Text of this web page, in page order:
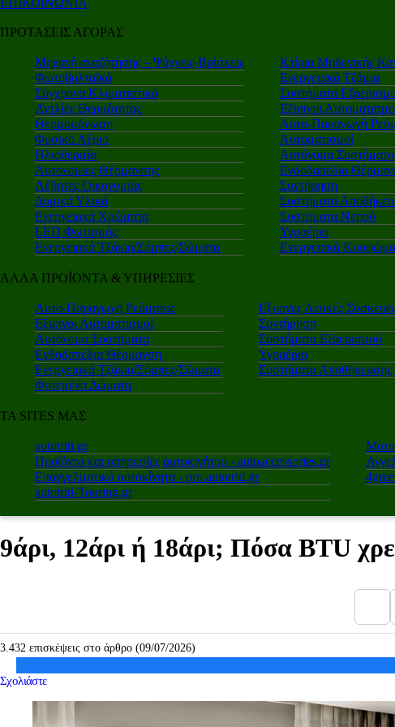
ΕΠΙΚΟΙΝΩΝΙΑ
ΠΡΟΤΑΣΕΙΣ ΑΓΟΡΑΣ
Μηχανή αναζήτησης – Ψάχνεις-Βρίσκεις
Φωτοβολταϊκά
Σύγχρονα Κλιματιστικά
Αντλίες Θερμότητας
Θερμομόνωση
Φυσικό Αέριο
Ηλιοθερμία
Αυτονομίες Θέρμανσης
Λέβητες Οικονομίας
Δομικά Υλικά
Ενεργειακά Χρώματα
LED Φωτισμός
Ενεργειακά Τζάκια/Σόμπες/Σώματα
Κτίρια Μηδενικής
Ενεργειακά Τζάμια
Συστήματα
Εξυπνοι
Αυτο-Παραγωγή
Αυτοματισμοί
Αυτόνομα Συστήματα
Ενδοδαπέδια
Συντήρηση
Συστήματα
Συστήματα Νερού
Υγραέριο
Ενεργειακά
ΑΛΛΑ ΠΡΟΪΟΝΤΑ & ΥΠΗΡΕΣΙΕΣ
Αυτο-Παραγωγή Ρεύματος
Εξυπνοι Αυτοματισμοί
Αυτόνομα Συστήματα
Ενδοδαπέδια Θέρμανση
Ενεργειακά Τζάκια/Σόμπες/Σώματα
Φυτεμένα Δώματα
Εξυπνες Λευκές
Συντήρηση
Συστήματα Εξαερισμού
Υγραέριο
Συστήματα Αποθήκευσης
ΤΑ SITES ΜΑΣ
autotriti.gr
Προϊόντα και υπηρεσίες αυτοκινήτου - autoaccessories.gr
Επαγγελματικά αυτοκίνητα - pro.autotriti.gr
autotriti-Touring.gr
9άρι, 12άρι ή 18άρι; Πόσα BTU
3.432 επισκέψεις στο άρθρο (09/07/2026)
Σχολιάστε